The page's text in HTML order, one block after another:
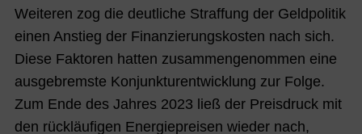
Weiteren zog die deutliche Straffung der Geldpolitik
einen Anstieg der Finanzierungskosten nach sich.
Diese Faktoren hatten zusammengenommen eine
ausgebremste Konjunkturentwicklung zur Folge.
Zum Ende des Jahres 2023 ließ der Preisdruck mit
den rückläufigen Energiepreisen wieder nach,